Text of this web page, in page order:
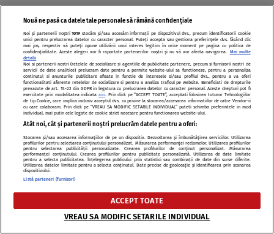
ȘTIRI
Ce materiale naturale sunt cele mai bune
pe caniculă? Inul, bambusul și eucaliptul,
comparate
Nouă ne pasă ca datele tale personale să rămână confidențiale
Noi și partenerii noștri1019 stocăm și/sau accesăm informații pe dispozitivul dvs., precum identificatorii cookie
unici pentru prelucrarea datelor cu caracter personal. Puteți accepta sau gestiona preferințele dvs. făcând clic
mai jos, respectiv vă puteți opune utilizării unui interes legitim în orice moment pe pagina cu politica de
confidențialitate. Aceste alegeri vor fi raportate partenerilor noștri și nu vă vor afecta navigarea.
Mai multe
detalii
Noi si partenerii nostri (retelele de socializare si agentiile de publicitate partenere, precum si furnizorii nostri de
servicii de date analitice) prelucram date pentru a permite website-ului sa functioneze, pentru a personaliza
continutul si anunturile publicitare afisate in functie de interesele si/sau profilul dvs., pentru a va oferi
functionalitati aferente retelelor de socializare si pentru a analiza traficul pe website. Beneficiati de drepturile
prevazute de art. 15-22 din GDPR in legatura cu prelucrarea datelor cu caracter personal. Aceste drepturi pot fi
exercitate prin modalitatea indicata aici. Prin click pe “ACCEPT TOATE”, acceptati folosirea tuturor Tehnologiilor
de tip Cookie, care implica inclusiv acceptul dvs. cu privire la stocarea/accesarea informatiilor de catre Vendor-ii
cu care colaboram. Prin click pe “VREAU SA MODIFIC SETARILE INDIVIDUAL” puteti schimba preferintele in mod
individual, mai putin cele legate de cookie strict necesare pentru functionarea website-ului.
Atât noi, cât și partenerii noștri prelucrăm datele pentru a oferi:
Stocarea și/sau accesarea informațiilor de pe un dispozitiv. Dezvoltarea și îmbunătățirea serviciilor. Utilizarea
profilurilor pentru selectarea conținutului personalizat. Măsurarea performanței reclamelor. Utilizarea profilurilor
pentru selectarea publicității personalizate. Crearea profilurilor de conținut personalizat. Măsurarea
performanței conținutului. Crearea profilurilor pentru publicitate personalizată. Utilizarea de date limitate
pentru a selecta publicitatea. Înțelegerea publicului prin statistici sau combinații de date din surse diferite.
Utilizarea datelor limitate pentru a selecta conținutul. Date precise de geolocație și identificarea prin scanarea
dispozitivului.
Listă parteneri (furnizori)
ACCEPT TOATE
VREAU SA MODIFIC SETARILE INDIVIDUAL